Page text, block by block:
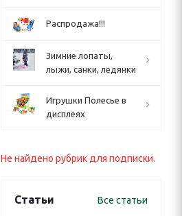
Распродажа!!!
Зимние лопаты,
лыжи, санки, ледянки
Игрушки Полесье в
дисплеях
Не найдено рубрик для подписки.
Статьи Все статьи